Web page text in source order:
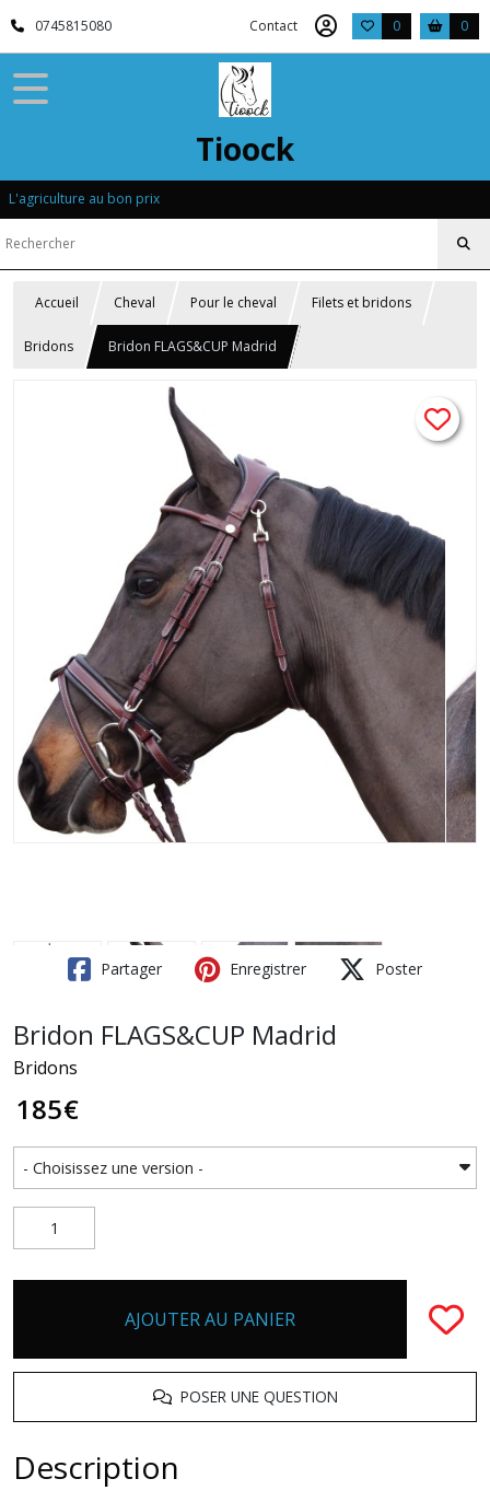
0745815080 Contact 0 0
Tioock
L'agriculture au bon prix
Accueil Cheval Pour le cheval Filets et bridons
Bridons Bridon FLAGS&CUP Madrid
Partager Enregistrer Poster
Bridon FLAGS&CUP Madrid
Bridons
185€
AJOUTER AU PANIER
POSER UNE QUESTION
Description